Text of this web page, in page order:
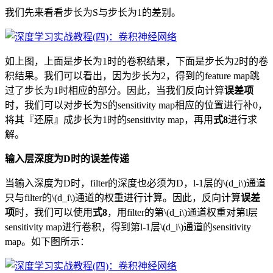
我们先来看看步长为S与步长为1的差别。
如上图，上面是步长为1时的卷积结果，下面是步长为2时的卷
积结果。我们可以看出，因为步长为2，得到的feature map跳
过了步长为1时相应的部分。因此，当我们反向计算误差项
时，我们可以对步长为S的sensitivity map相应的位置进行补0，
将其『还原』成步长为1时的sensitivity map，再用式8进行求
解。
输入层深度为D时的误差传递
当输入深度为D时，filter的深度也必须为D，l-1层的\(d_i\)通道
只与filter的\(d_i\)通道的权重进行计算。因此，反向计算误差
项时，我们可以使用式8，用filter的第\(d_i\)通道权重对第l层
sensitivity map进行卷积，得到第l-1层\(d_i\)通道的sensitivity
map。如下图所示：